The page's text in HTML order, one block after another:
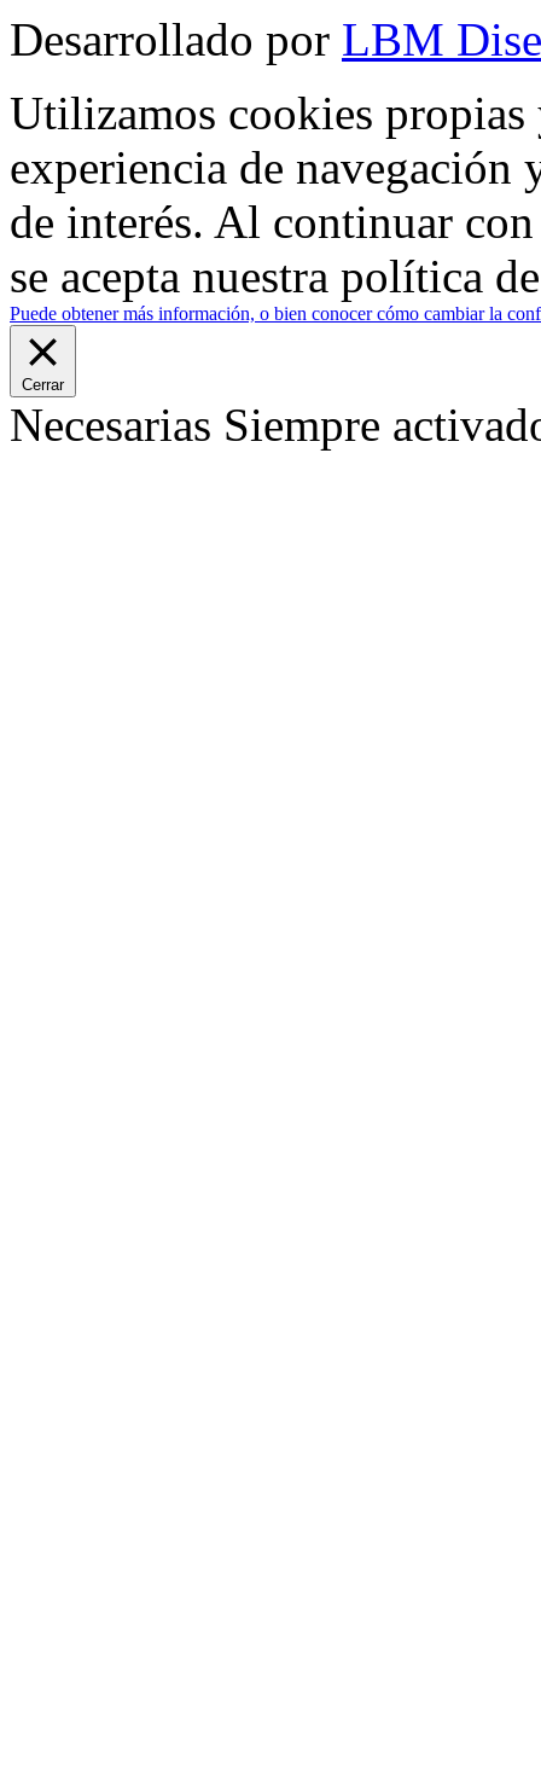
Desarrollado por LBM
Utilizamos cookies propias
experiencia de
de interés. Al continuar
se acepta nuestra política
Puede obtener más información, o bien conocer cómo cambiar la
Cerrar
Necesarias Siempre